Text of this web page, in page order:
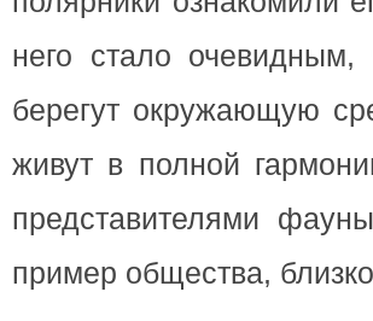
него стало
берегут окружающую
живут в полной
представителями
пример общества,